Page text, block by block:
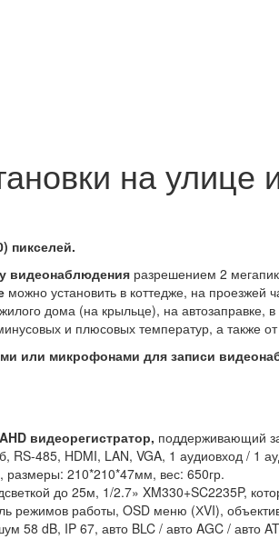
на улице
пикселей.
видеонаблюдения разрешением 2
можно установить в коттедже, на проезжей
дома (на крыльце), на автозаправке, в
и плюсовых температур, а также
или микрофонами для записи
видеорегистратор, поддерживающий
RS-485, HDMI, LAN, VGA, 1 аудиовход / 1
размеры: 210*210*47мм, вес: 650гр.
до 25м, 1/2.7» XM330+SC2235P,
режимов работы, OSD меню (ХVI),
58 dB, IP 67, авто BLC / авто AGC / авто